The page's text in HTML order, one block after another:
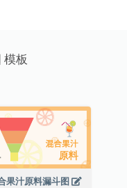
模板
果汁原料漏斗图